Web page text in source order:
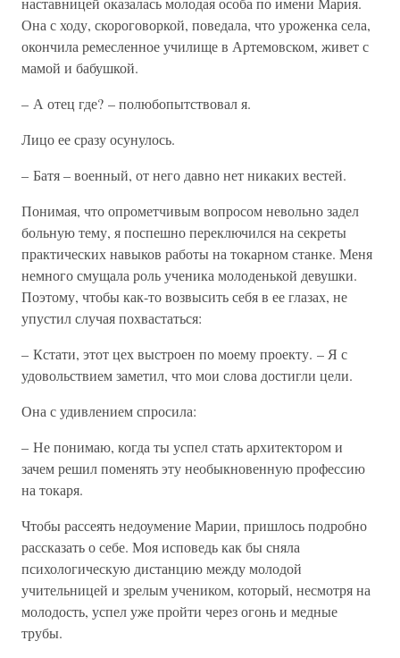
Она с ходу, скороговоркой, поведала, что уроженка села,
окончила ремесленное училище в Артемовском, живет с
мамой и бабушкой.
– А отец где? – полюбопытствовал я.
Лицо ее сразу осунулось.
– Батя – военный, от него давно нет никаких вестей.
Понимая, что опрометчивым вопросом невольно задел
больную тему, я поспешно переключился на секреты
практических навыков работы на токарном станке. Меня
немного смущала роль ученика молоденькой девушки.
Поэтому, чтобы как-то возвысить себя в ее глазах, не
упустил случая похвастаться:
– Кстати, этот цех выстроен по моему проекту. – Я с
удовольствием заметил, что мои слова достигли цели.
Она с удивлением спросила:
– Не понимаю, когда ты успел стать архитектором и
зачем решил поменять эту необыкновенную профессию
на токаря.
Чтобы рассеять недоумение Марии, пришлось подробно
рассказать о себе. Моя исповедь как бы сняла
психологическую дистанцию между молодой
учительницей и зрелым учеником, который, несмотря на
молодость, успел уже пройти через огонь и медные
трубы.